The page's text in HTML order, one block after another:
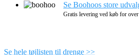
Se Boohoos store
Gratis levering ved køb for
Se hele tøjlisten til drenge >>